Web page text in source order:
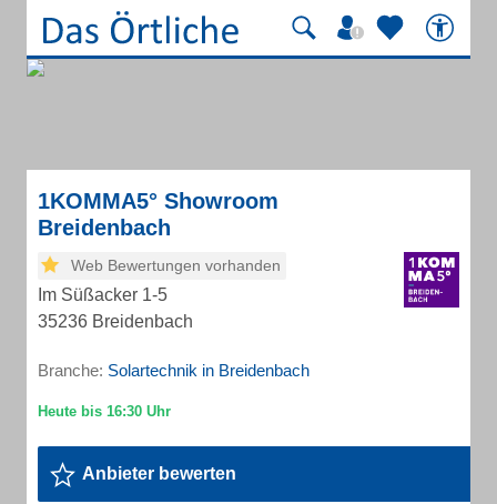
1KOMMA5° Showroom
Breidenbach
Web Bewertungen vorhanden
Im Süßacker 1-5
35236 Breidenbach
Branche: Solartechnik in Breidenbach
Anbieter bewerten